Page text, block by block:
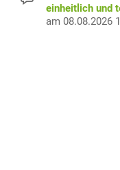
einheitlich und
am 08.08.2026